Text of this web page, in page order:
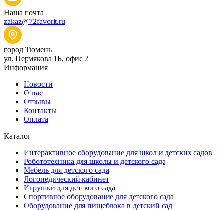
Наша почта
zakaz@72favorit.ru
город Тюмень
ул. Пермякова 1Б, офис 2
Информация
Новости
О нас
Отзывы
Контакты
Оплата
Каталог
Интерактивное оборудование для школ и детских садов
Робототехника для школы и детского сада
Мебель для детского сада
Логопедический кабинет
Игрушки для детского сада
Спортивное оборудование для детского сада
Оборудование для пищеблока в детский сад